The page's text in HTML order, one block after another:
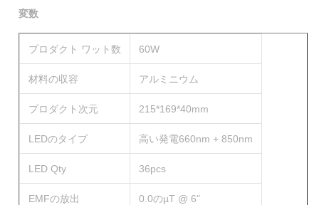
変数
プロダクト ワット数 60W
材料の収容 アルミニウム
プロダクト次元 215*169*40mm
LEDのタイプ 高い発電660nm + 850nm
LED Qty 36pcs
EMFの放出 0.0のµT @ 6"